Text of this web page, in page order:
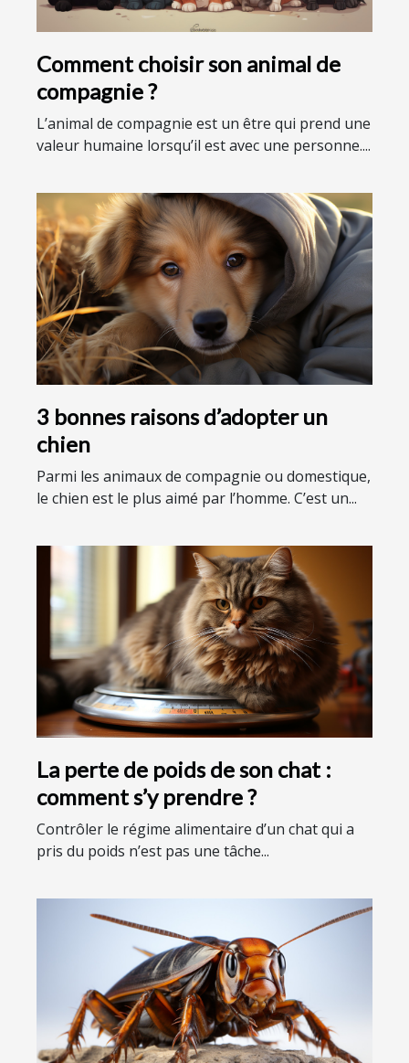
Comment choisir son animal de
compagnie ?
L’animal de compagnie est un être qui prend une
valeur humaine lorsqu’il est avec une personne....
3 bonnes raisons d’adopter un
chien
Parmi les animaux de compagnie ou domestique,
le chien est le plus aimé par l’homme. C’est un...
La perte de poids de son chat :
comment s’y prendre ?
Contrôler le régime alimentaire d’un chat qui a
pris du poids n’est pas une tâche...